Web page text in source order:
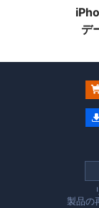
デ
製品の